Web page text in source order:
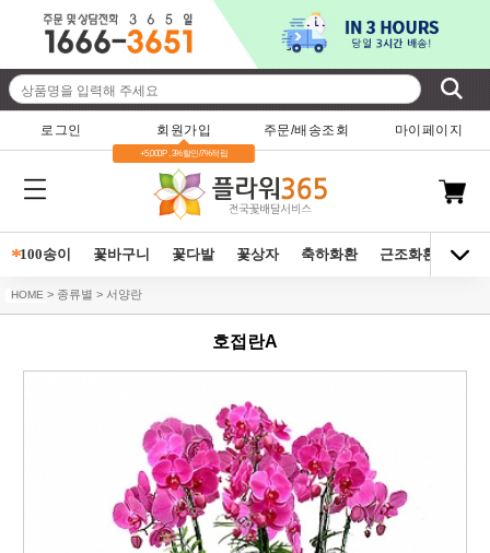
로그인 회원가입
+5,000P , 3%할인/7%적립
주문/배송조회 마이페이지
*100송이 꽃바구니 꽃다발 꽃상자 축하화환 근조화환 동양
HOME > 종류별 > 서양란
호접란A